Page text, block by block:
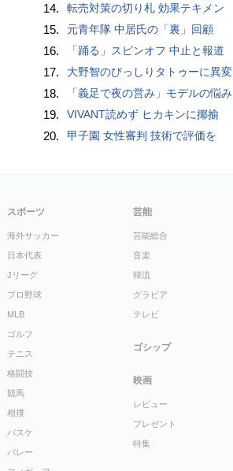
14. 転売対策の切り札 効果テキメン
15. 元青年隊 中居氏の「裏」回顧
16. 「踊る」スピンオフ 中止と報道
17. 大野智のびっしりタトゥーに異変
18. 「義足で夜の営み」モデルの悩み
19. VIVANT読めず ヒカキンに揶揄
20. 甲子園 女性審判 技術で評価を
スポーツ
海外サッカー
日本代表
Jリーグ
プロ野球
MLB
ゴルフ
テニス
格闘技
競馬
相撲
バスケ
バレー
芸能
芸能総合
音楽
韓流
グラビア
テレビ
ゴシップ
映画
レビュー
プレゼント
特集